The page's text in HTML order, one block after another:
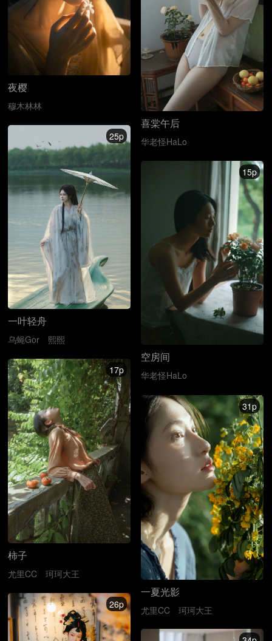
夜樱
穆木林林
喜棠午后
华老怪HaLo
25p
一叶轻舟
乌蝇Gor 熙熙
15p
空房间
华老怪HaLo
17p
柿子
尤里CC 珂珂大王
31p
一夏光影
尤里CC 珂珂大王
26p